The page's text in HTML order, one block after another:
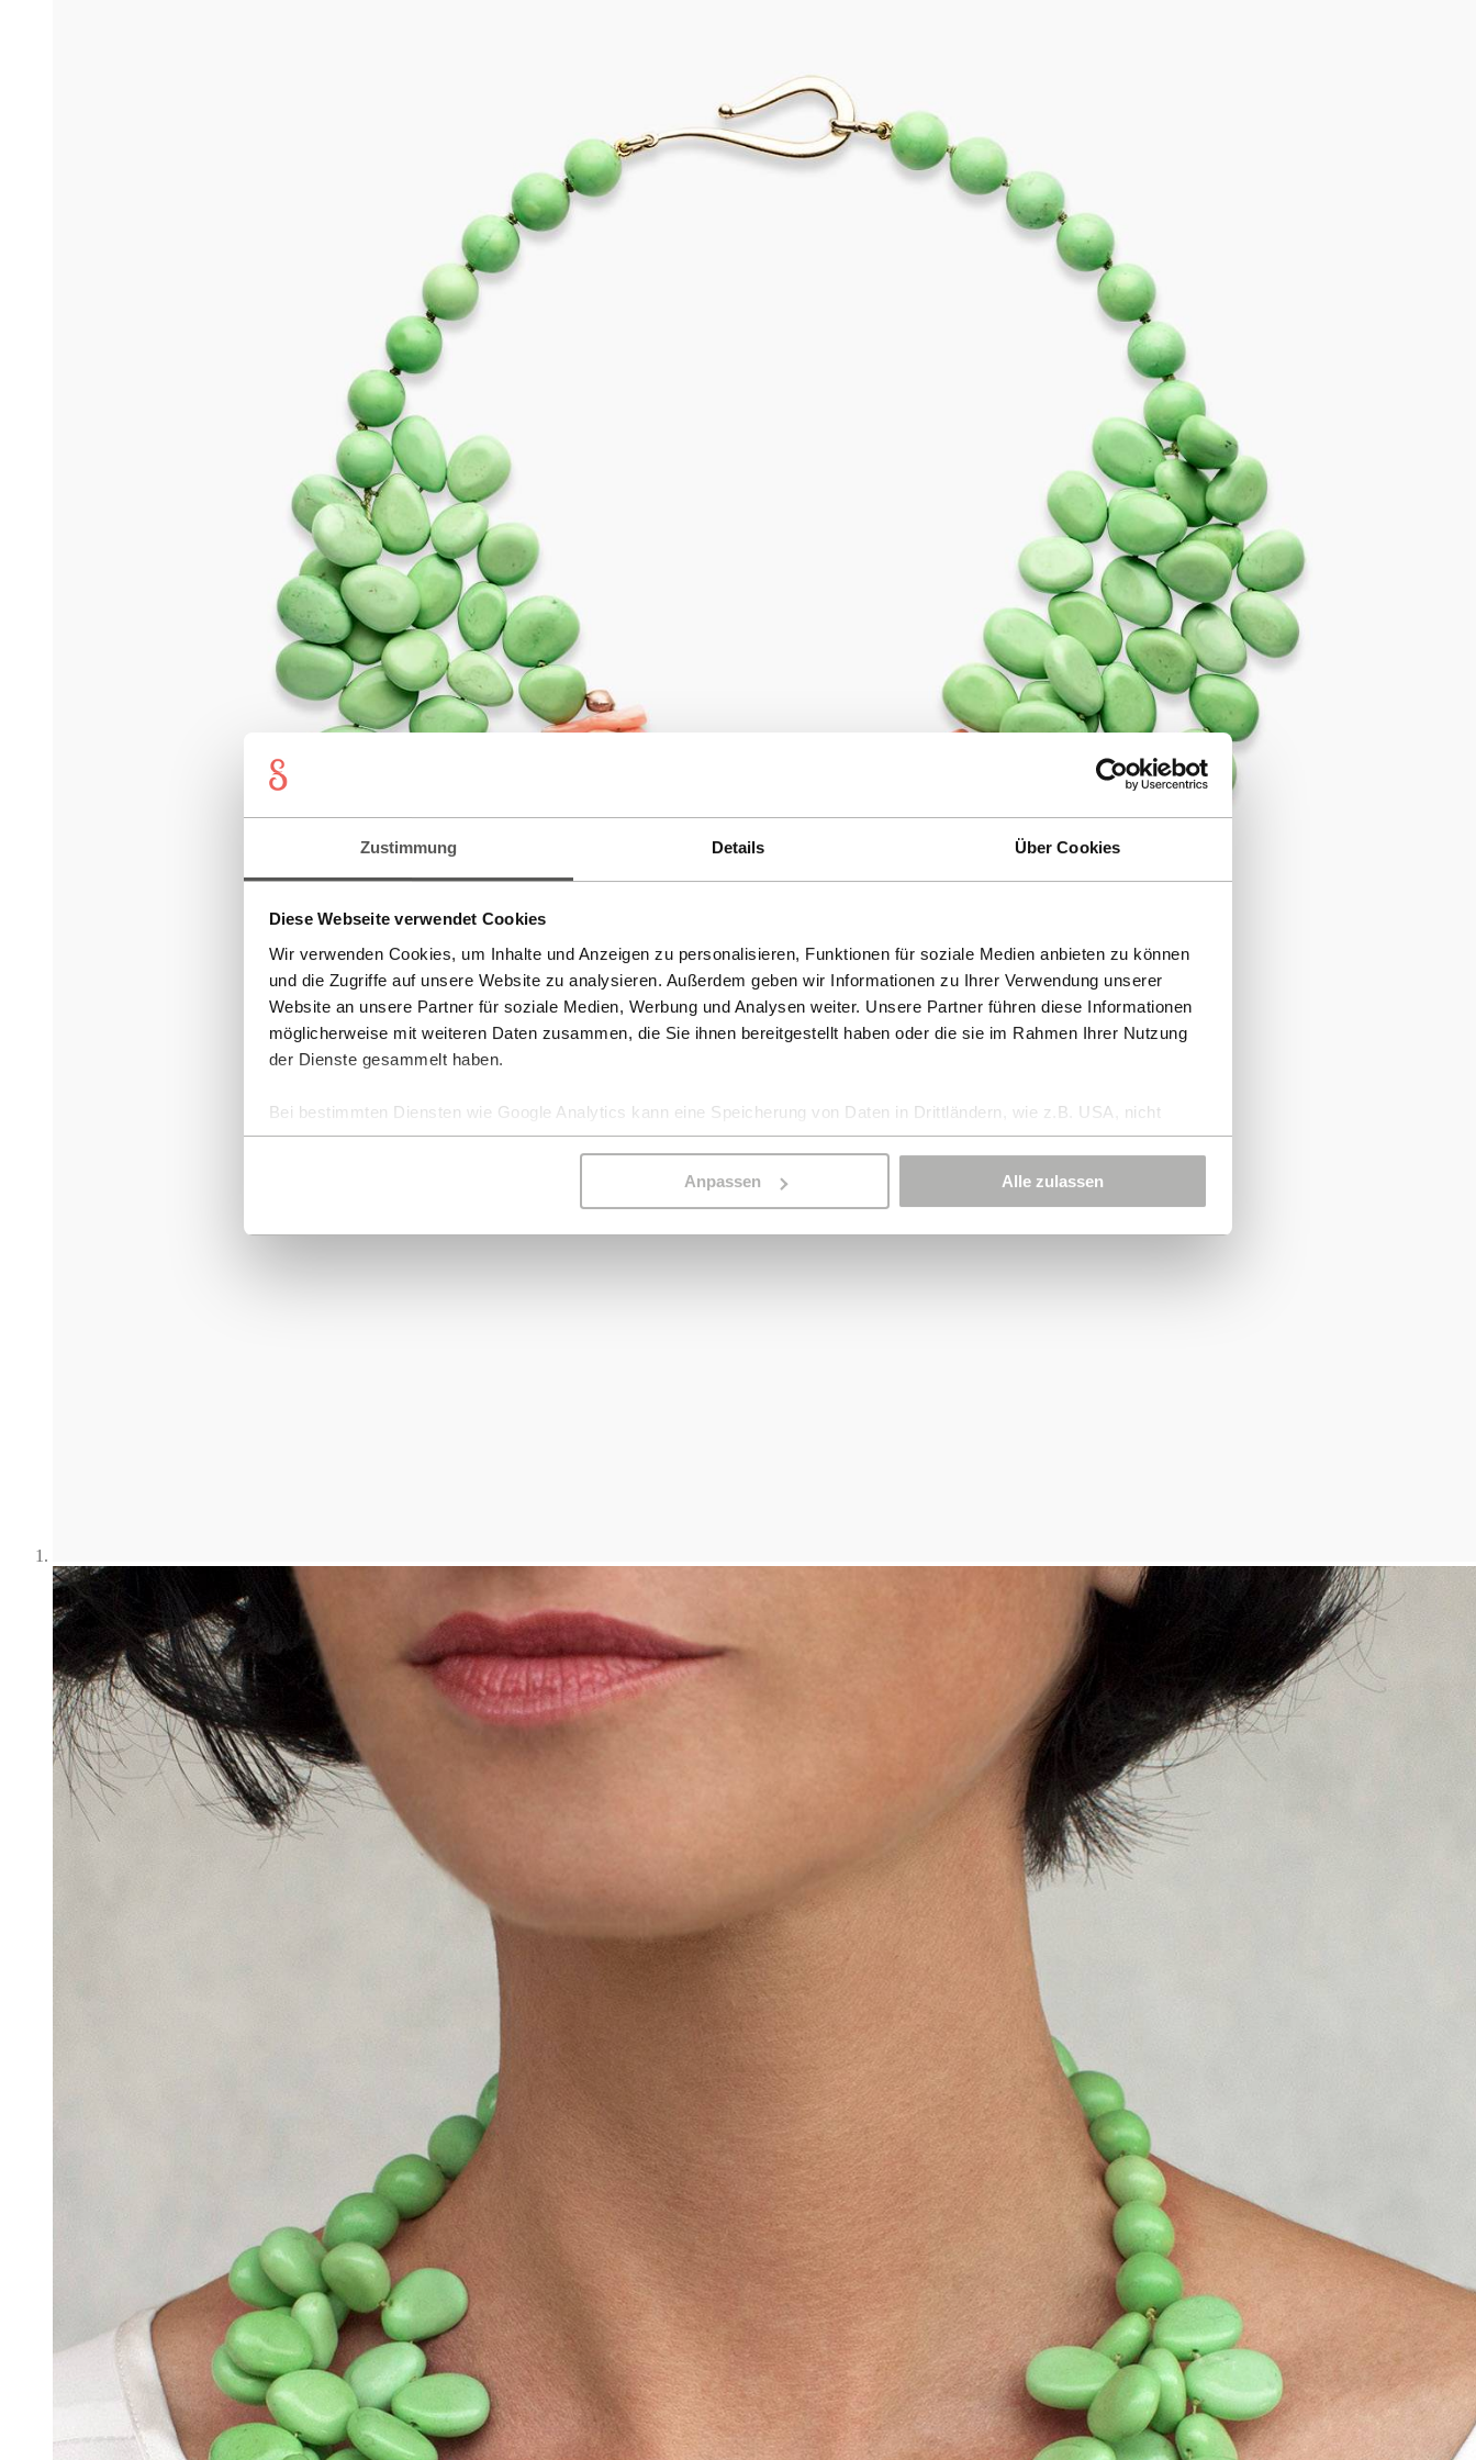
Zustimmung Details Über Cookies
Diese Webseite verwendet Cookies
Wir verwenden Cookies, um Inhalte und Anzeigen zu personalisieren, Funktionen für soziale Medien anbieten zu können
und die Zugriffe auf unsere Website zu analysieren. Außerdem geben wir Informationen zu Ihrer Verwendung unserer
Website an unsere Partner für soziale Medien, Werbung und Analysen weiter. Unsere Partner führen diese Informationen
möglicherweise mit weiteren Daten zusammen, die Sie ihnen bereitgestellt haben oder die sie im Rahmen Ihrer Nutzung
der Dienste gesammelt haben.
Bei bestimmten Diensten wie Google Analytics kann eine Speicherung von Daten in Drittländern, wie z.B. USA, nicht
ausgeschlossen werden.
Anpassen Alle zulassen